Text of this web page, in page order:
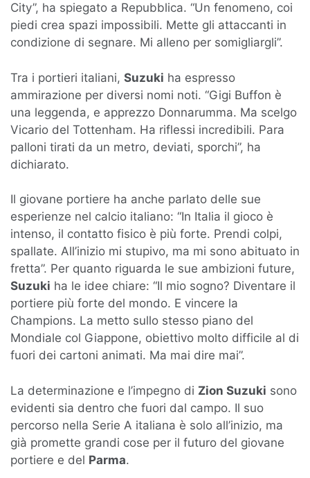
City”, ha spiegato a Repubblica. “Un fenomeno, coi
piedi crea spazi impossibili. Mette gli attaccanti in
condizione di segnare. Mi alleno per somigliargli”.
Tra i portieri italiani, Suzuki ha espresso
ammirazione per diversi nomi noti. “Gigi Buffon è
una leggenda, e apprezzo Donnarumma. Ma scelgo
Vicario del Tottenham. Ha riflessi incredibili. Para
palloni tirati da un metro, deviati, sporchi”, ha
dichiarato.
Il giovane portiere ha anche parlato delle sue
esperienze nel calcio italiano: “In Italia il gioco è
intenso, il contatto fisico è più forte. Prendi colpi,
spallate. All’inizio mi stupivo, ma mi sono abituato in
fretta”. Per quanto riguarda le sue ambizioni future,
Suzuki ha le idee chiare: “Il mio sogno? Diventare il
portiere più forte del mondo. E vincere la
Champions. La metto sullo stesso piano del
Mondiale col Giappone, obiettivo molto difficile al di
fuori dei cartoni animati. Ma mai dire mai”.
La determinazione e l’impegno di Zion Suzuki sono
evidenti sia dentro che fuori dal campo. Il suo
percorso nella Serie A italiana è solo all’inizio, ma
già promette grandi cose per il futuro del giovane
portiere e del Parma.